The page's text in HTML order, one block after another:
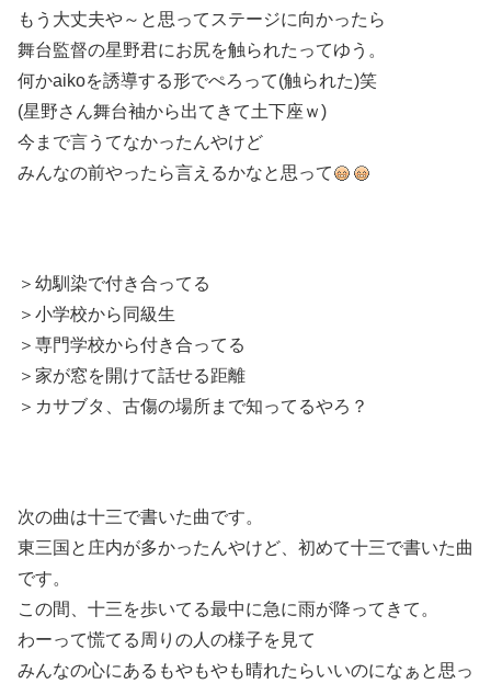
もう大丈夫や～と思ってステージに向かったら
舞台監督の星野君にお尻を触られたってゆう。
何かaikoを誘導する形でぺろって(触られた)笑
(星野さん舞台袖から出てきて土下座ｗ)
今まで言うてなかったんやけど
みんなの前やったら言えるかなと思って
＞幼馴染で付き合ってる
＞小学校から同級生
＞専門学校から付き合ってる
＞家が窓を開けて話せる距離
＞カサブタ、古傷の場所まで知ってるやろ？
次の曲は十三で書いた曲です。
東三国と庄内が多かったんやけど、初めて十三で書いた曲
です。
この間、十三を歩いてる最中に急に雨が降ってきて。
わーって慌てる周りの人の様子を見て
みんなの心にあるもやもやも晴れたらいいのになぁと思っ